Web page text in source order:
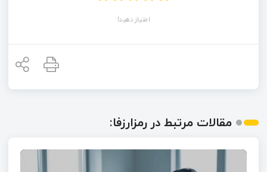
امتیاز دهید!
مقالات مرتبط در رمزارزفا: